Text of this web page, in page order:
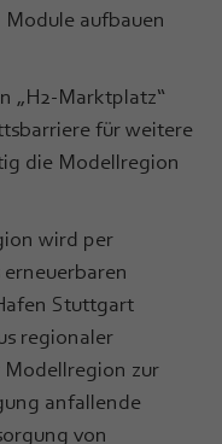
aufbauen
„H2-Marktplatz“
für weitere
die Modellregion
wird per
Stuttgart
regionaler
Modellregion zur
anfallende
von